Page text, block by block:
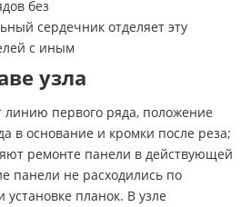
без
сердечник отделяет эту
с иным
узла
линию первого ряда, положение
в основание и кромки после реза;
ремонте панели в действующей
панели не расходились по
планок. В узле